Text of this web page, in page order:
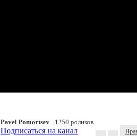
Pavel Pomortsev · 1250 роликов
Подписаться на канал